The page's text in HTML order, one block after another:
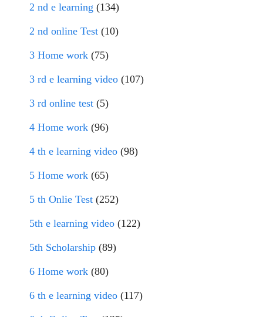
2 nd e learning (134)
2 nd online Test (10)
3 Home work (75)
3 rd e learning video (107)
3 rd online test (5)
4 Home work (96)
4 th e learning video (98)
5 Home work (65)
5 th Onlie Test (252)
5th e learning video (122)
5th Scholarship (89)
6 Home work (80)
6 th e learning video (117)